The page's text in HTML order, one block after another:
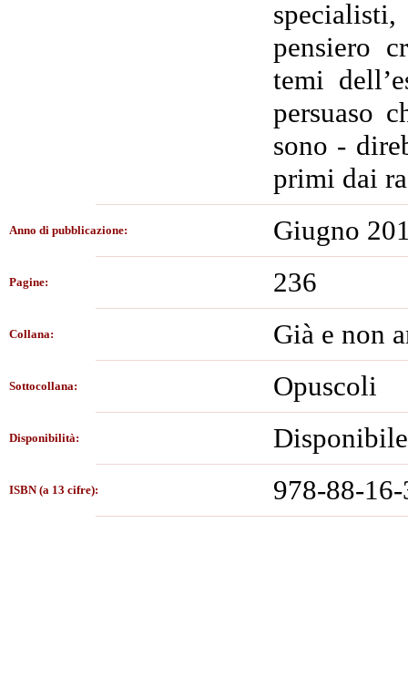
pensiero
temi
persuaso
sono -
primi dai
Anno di pubblicazione: Giugno
Pagine: 236
Collana: Già e non
Sottocollana: Opuscoli
Disponibilità: Disponibile
ISBN (a 13 cifre): 978-88-